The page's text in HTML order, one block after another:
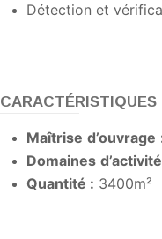
Détection et
CARACTÉRISTIQUES
Maîtrise d’ouvrage
Domaines d’activité
Quantité : 3400m²